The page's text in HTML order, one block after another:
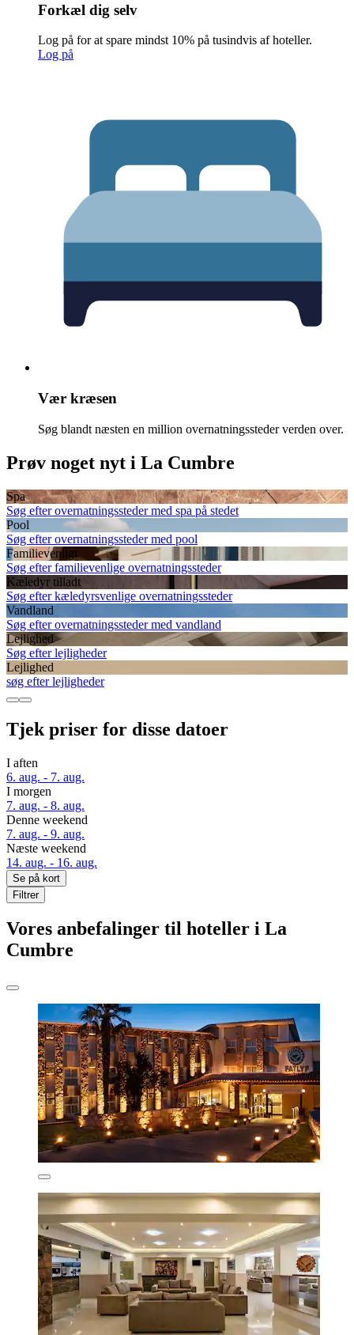
Forkæl dig selv
Log på for at spare mindst 10% på tusindvis af hoteller.
Log på
Vær kræsen
Søg blandt næsten en million overnatningssteder verden over.
Prøv noget nyt i La Cumbre
Spa
Søg efter overnatningssteder med spa på stedet
Pool
Søg efter overnatningssteder med pool
Familievenligt
Søg efter familievenlige overnatningssteder
Kæledyr tilladt
Søg efter kæledyrsvenlige overnatningssteder
Vandland
Søg efter overnatningssteder med vandland
Lejlighed
Søg efter lejligheder
Lejlighed
søg efter lejligheder
Tjek priser for disse datoer
I aften
6. aug. - 7. aug.
I morgen
7. aug. - 8. aug.
Denne weekend
7. aug. - 9. aug.
Næste weekend
14. aug. - 16. aug.
Se på kort
Filtrer
Vores anbefalinger til hoteller i La
Cumbre